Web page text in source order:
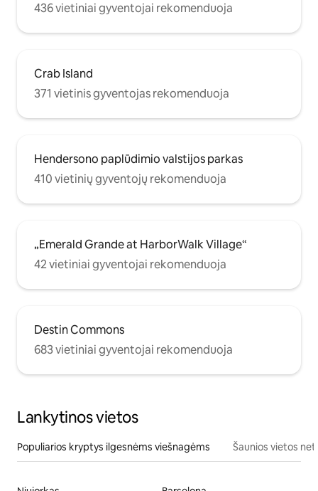
436 vietiniai gyventojai rekomenduoja
Crab Island
371 vietinis gyventojas rekomenduoja
Hendersono paplūdimio valstijos parkas
410 vietinių gyventojų rekomenduoja
„Emerald Grande at HarborWalk Village“
42 vietiniai gyventojai rekomenduoja
Destin Commons
683 vietiniai gyventojai rekomenduoja
Lankytinos vietos
Populiarios kryptys ilgesnėms viešnagėms Šaunios vietos